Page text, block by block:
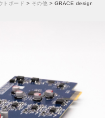
トボード > その他 > GRACE design